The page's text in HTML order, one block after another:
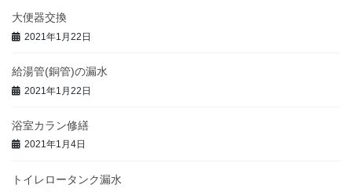
大便器交換
2021年1月22日
給湯管(銅管)の漏水
2021年1月22日
浴室カラン修繕
2021年1月4日
トイレロータンク漏水